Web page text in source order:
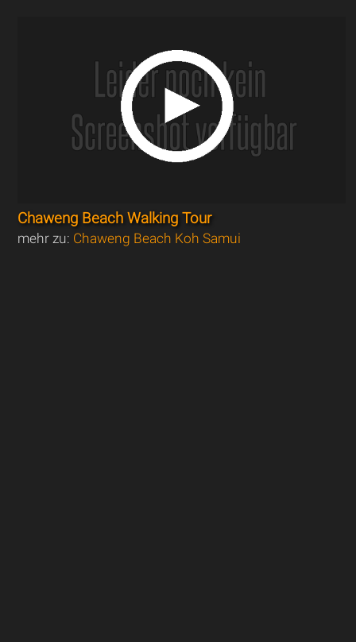
Chaweng Beach Walking Tour
mehr zu: Chaweng Beach Koh Samui